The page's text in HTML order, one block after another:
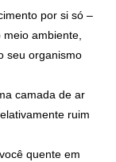
por si só –
ambiente,
seu organismo
camada de ar
ruim
quente em